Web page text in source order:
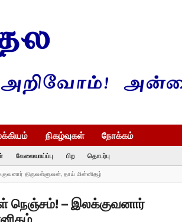
நிகழ்வுகள் நோக்கம்
வேலைவாய்ப்பு பிற தொடர்பு
திருவள்ளுவன், தாய் மின்னிதழ்
நெஞ்சம்! – இலக்குவனார்